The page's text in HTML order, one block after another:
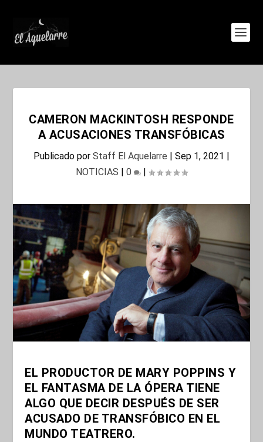
CAMERON MACKINTOSH RESPONDE
A ACUSACIONES TRANSFÓBICAS
Publicado por Staff El Aquelarre | Sep 1, 2021 |
NOTICIAS | 0 |
EL PRODUCTOR DE MARY POPPINS Y
EL FANTASMA DE LA ÓPERA TIENE
ALGO QUE DECIR DESPUÉS DE SER
ACUSADO DE TRANSFÓBICO EN EL
MUNDO TEATRERO.